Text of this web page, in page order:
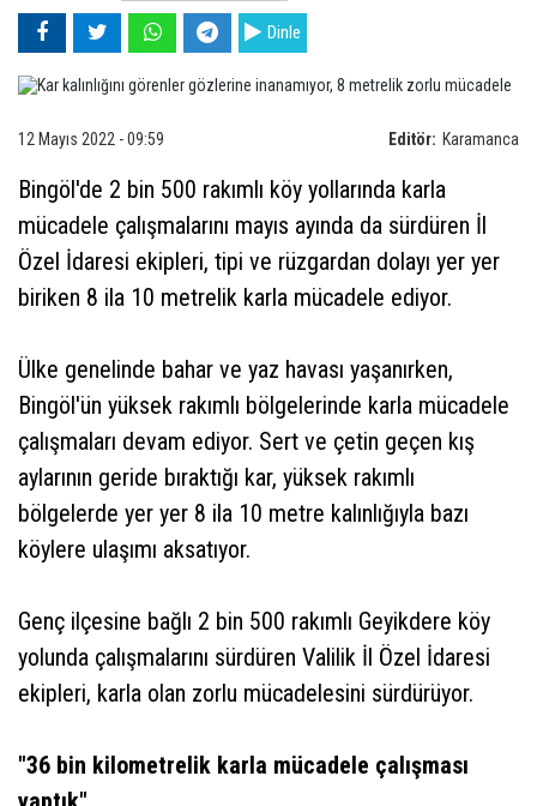
Dinle
Editör: Karamanca
12 Mayıs 2022 - 09:59
Bingöl'de 2 bin 500 rakımlı köy yollarında karla
mücadele çalışmalarını mayıs ayında da sürdüren İl
Özel İdaresi ekipleri, tipi ve rüzgardan dolayı yer yer
biriken 8 ila 10 metrelik karla mücadele ediyor.
Ülke genelinde bahar ve yaz havası yaşanırken,
Bingöl'ün yüksek rakımlı bölgelerinde karla mücadele
çalışmaları devam ediyor. Sert ve çetin geçen kış
aylarının geride bıraktığı kar, yüksek rakımlı
bölgelerde yer yer 8 ila 10 metre kalınlığıyla bazı
köylere ulaşımı aksatıyor.
Genç ilçesine bağlı 2 bin 500 rakımlı Geyikdere köy
yolunda çalışmalarını sürdüren Valilik İl Özel İdaresi
ekipleri, karla olan zorlu mücadelesini sürdürüyor.
"36 bin kilometrelik karla mücadele çalışması